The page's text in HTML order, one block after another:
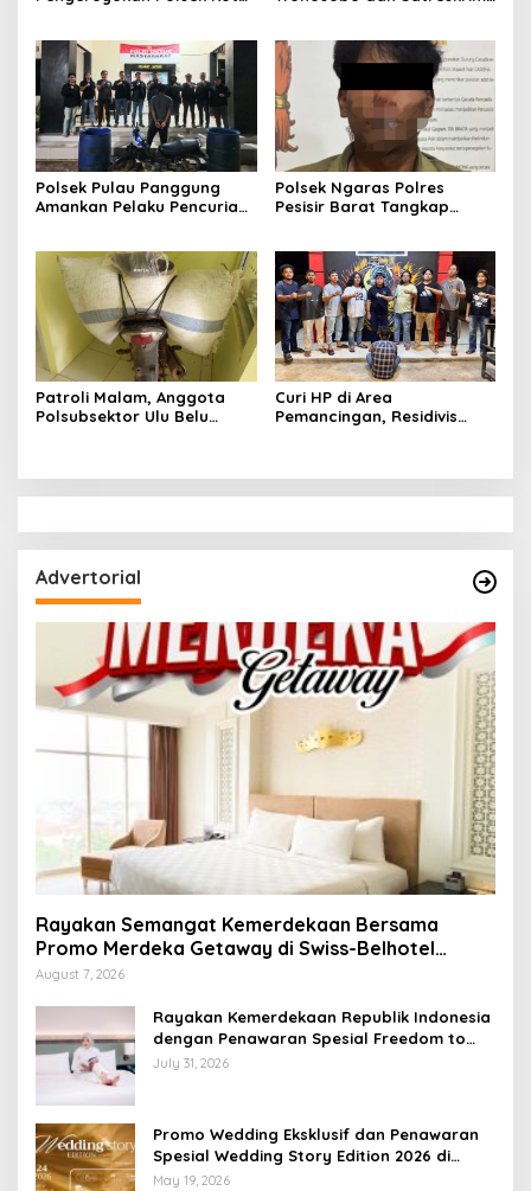
Amankan Satu Pria Dua
Wanita Terungkap Dugaan
Pengguna Narkoba
Dugaan Pengecoran BBM
Subsidi di SPBU Lakaran
Polsek Pulau Panggung
Amankan Pelaku Pencurian
Polsek Ngaras Polres
Pesisir Barat Tangkap
Patroli Malam, Anggota
Polsubsektor Ulu Belu
Kabur
Curi HP di Area
Pemancingan, Residivis
Advertorial
Rayakan Semangat Kemerdekaan Bersama
Promo Merdeka Getaway di Swiss-Belhotel
Lampung
August 7, 2026
Rayakan Kemerdekaan Republik Indonesia
dengan Penawaran Spesial Freedom to
Relax di Holiday Inn Lampung Bukit Randu
July 31, 2026
Promo Wedding Eksklusif dan Penawaran
Spesial Wedding Story Edition 2026 di
Swiss-Belhotel Lampung
May 19, 2026